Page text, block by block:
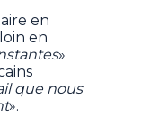
en
en
»
que nous
».